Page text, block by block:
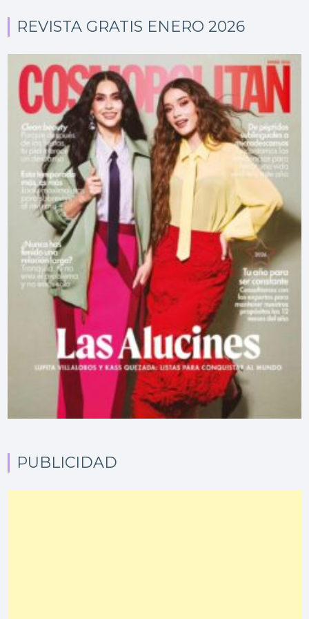
REVISTA GRATIS ENERO 2026
PUBLICIDAD